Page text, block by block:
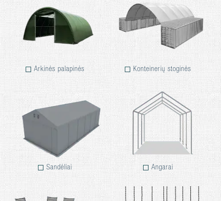
Arkinės palapinės Konteinerių stoginės
Sandėliai Angarai